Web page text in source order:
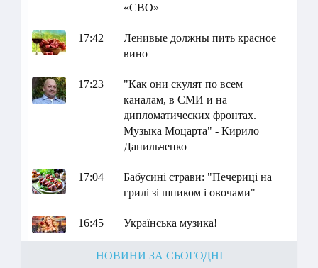
«СВО»
17:42
Ленивые должны пить красное
вино
17:23
"Как они скулят по всем
каналам, в СМИ и на
дипломатических фронтах.
Музыка Моцарта" - Кирило
Данильченко
17:04
Бабусині страви: "Печериці на
грилі зі шпиком і овочами"
16:45 Українська музика!
НОВИНИ ЗА СЬОГОДНІ